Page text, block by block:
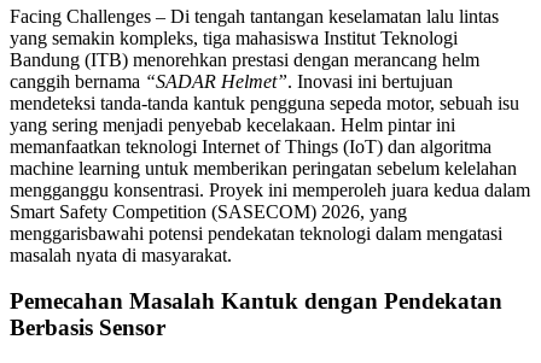
Facing Challenges – Di tengah tantangan keselamatan lalu lintas
yang semakin kompleks, tiga mahasiswa Institut Teknologi
Bandung (ITB) menorehkan prestasi dengan merancang helm
canggih bernama “SADAR Helmet”. Inovasi ini bertujuan
mendeteksi tanda-tanda kantuk pengguna sepeda motor, sebuah isu
yang sering menjadi penyebab kecelakaan. Helm pintar ini
memanfaatkan teknologi Internet of Things (IoT) dan algoritma
machine learning untuk memberikan peringatan sebelum kelelahan
mengganggu konsentrasi. Proyek ini memperoleh juara kedua dalam
Smart Safety Competition (SASECOM) 2026, yang
menggarisbawahi potensi pendekatan teknologi dalam mengatasi
masalah nyata di masyarakat.
Pemecahan Masalah Kantuk dengan Pendekatan
Berbasis Sensor